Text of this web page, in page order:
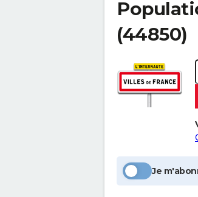
(44850)
Je